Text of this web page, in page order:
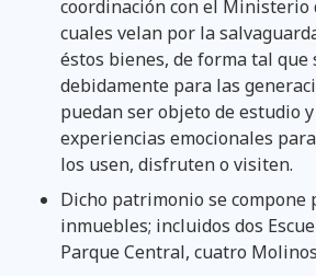
coordinación con el Ministerio
cuales velan por la
éstos bienes, de forma tal que
debidamente para las
puedan ser objeto de estudio
experiencias emocionales
los usen, disfruten o visiten.
Dicho patrimonio se compone
inmuebles; incluidos dos
Parque Central, cuatro